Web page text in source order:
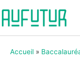
Accueil »